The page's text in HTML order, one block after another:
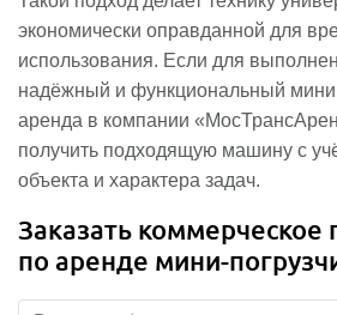
экономически оправданной для
использования. Если для
надёжный и функциональный мини
аренда в компании
получить подходящую машину с
объекта и характера задач.
Заказать
по аренде мини-